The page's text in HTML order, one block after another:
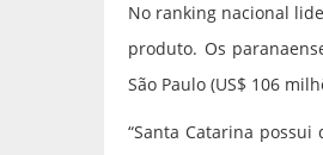
No ranking nacional
produto. Os
São Paulo (US$ 106
“Santa Catarina